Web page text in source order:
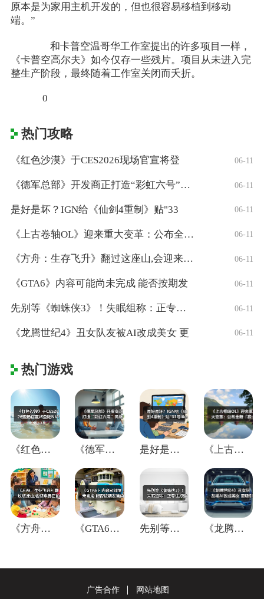
原本是为家用主机开发的，但也很容易移植到移动
端。”
和卡普空温哥华工作室提出的许多项目一样，
《卡普空高尔夫》如今仅存一些残片。项目从未进入完
整生产阶段，最终随着工作室关闭而夭折。
0
热门攻略
《红色沙漠》于CES2026现场官宣将登 06-11
《德军总部》开发商正打造“彩虹六号”风格 06-11
是好是坏？IGN给《仙剑4重制》贴"33 06-11
《上古卷轴OL》迎来重大变革：公布全新「 06-11
《方舟：生存飞升》翻过这座山,会迎来真正 06-11
《GTA6》内容可能尚未完成 能否按期发 06-11
先别等《蜘蛛侠3》！失眠组称：正专注打造 06-11
《龙腾世纪4》丑女队友被AI改成美女 更 06-11
热门游戏
《红色沙漠》于CES2026现场官宣将登 《德军总部》开发商正打造“彩虹六号”风格 是好是坏？IGN给《仙剑4重制》贴"33 《上古卷轴OL》迎来重大变革：公布全新「
《方舟：生存飞升》翻过这座山,会迎来真正 《GTA6》内容可能尚未完成 能否按期发 先别等《蜘蛛侠3》！失眠组称：正专注打造 《龙腾世纪4》丑女队友被AI改成美女 更
广告合作 网站地图